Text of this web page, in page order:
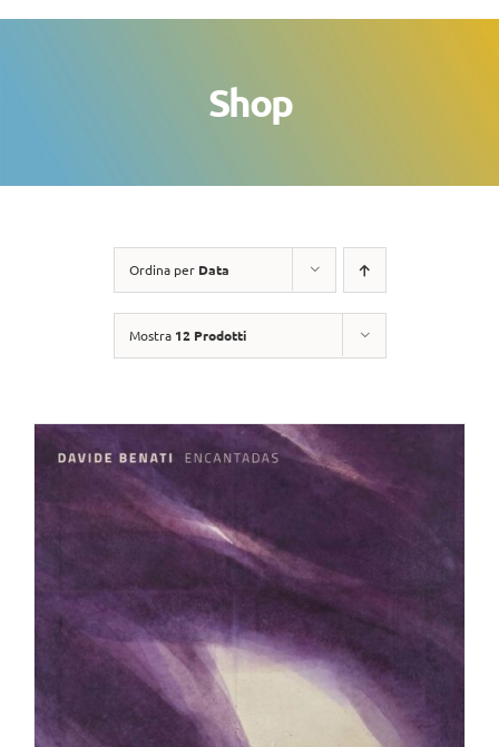
Shop
Ordina per Data
Mostra 12 Prodotti